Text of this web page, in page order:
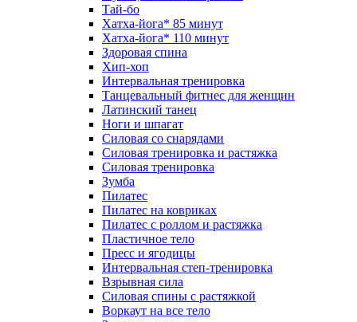
Тай-бо
Хатха-йога* 85 минут
Хатха-йога* 110 минут
Здоровая спина
Хип-хоп
Интервальная тренировка
Танцевальный фитнес для женщин
Латинский танец
Ноги и шпагат
Силовая со снарядами
Силовая тренировка и растяжка
Силовая тренировка
Зумба
Пилатес
Пилатес на ковриках
Пилатес с роллом и растяжка
Пластичное тело
Пресс и ягодицы
Интервальная степ-тренировка
Взрывная сила
Силовая спины с растяжкой
Воркаут на все тело